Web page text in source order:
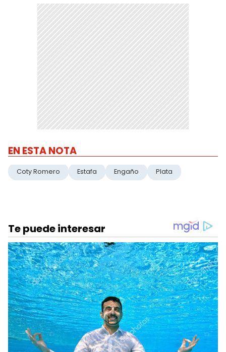
EN ESTA NOTA
Coty Romero Estafa Engaño Plata